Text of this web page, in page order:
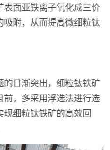
表面亚铁离子氧化成三价
附，从而提高微细粒钛
日渐突出，细粒钛铁矿
，多采用浮选法进行选
细粒钛铁矿的高效回